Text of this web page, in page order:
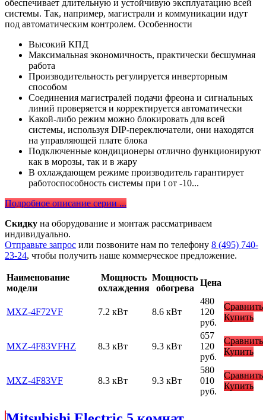
обеспечивает длительную и устойчивую эксплуатацию всей
системы. Так, например, магистрали и коммуникации идут
под автоматическим контролем. Особенности
Высокий КПД
Максимальная экономичность, практически бесшумная
работа
Производительность регулируется инверторным
способом
Соединения магистралей подачи фреона и сигнальных
линий проверяется и корректируется автоматически
Какой-либо режим можно блокировать для всей
системы, используя DIP-переключатели, они находятся
на управляющей плате блока
Подключенные кондиционеры отлично функционируют
как в морозы, так и в жару
В охлаждающем режиме производитель гарантирует
работоспособность системы при t от -10...
Подробное описание серии ...
Скидку на оборудование и монтаж рассматриваем
индивидуально.
Отправьте запрос или позвоните нам по телефону 8 (495) 740-
23-24, чтобы получить наше коммерческое предложение.
Наименование
модели
Мощность
охлаждения
Мощность
обогрева
Цена
MXZ-4F72VF 7.2 кВт 8.6 кВт
480
120
руб.
Сравнить
Купить
MXZ-4F83VFHZ 8.3 кВт 9.3 кВт
657
120
руб.
Сравнить
Купить
MXZ-4F83VF 8.3 кВт 9.3 кВт
580
010
руб.
Сравнить
Купить